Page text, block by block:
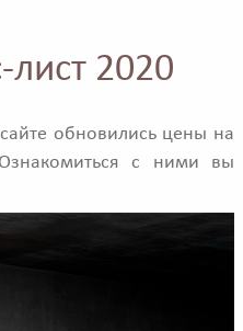
лист 2020
обновились цены на
с ними вы